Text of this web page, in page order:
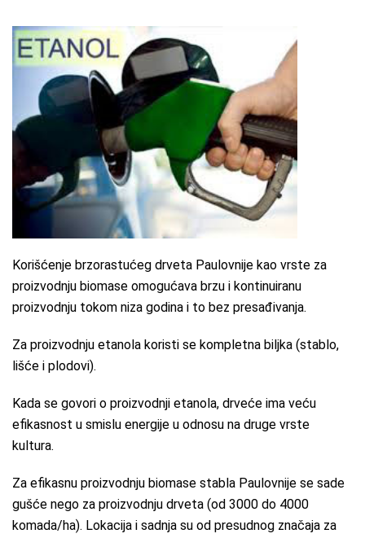
Korišćenje brzorastućeg drveta Paulovnije kao vrste za
proizvodnju biomase omogućava brzu i kontinuiranu
proizvodnju tokom niza godina i to bez presađivanja.
Za proizvodnju etanola koristi se kompletna biljka (stablo,
lišće i plodovi).
Kada se govori o proizvodnji etanola, drveće ima veću
efikasnost u smislu energije u odnosu na druge vrste
kultura.
Za efikasnu proizvodnju biomase stabla Paulovnije se sade
gušće nego za proizvodnju drveta (od 3000 do 4000
komada/ha). Lokacija i sadnja su od presudnog značaja za